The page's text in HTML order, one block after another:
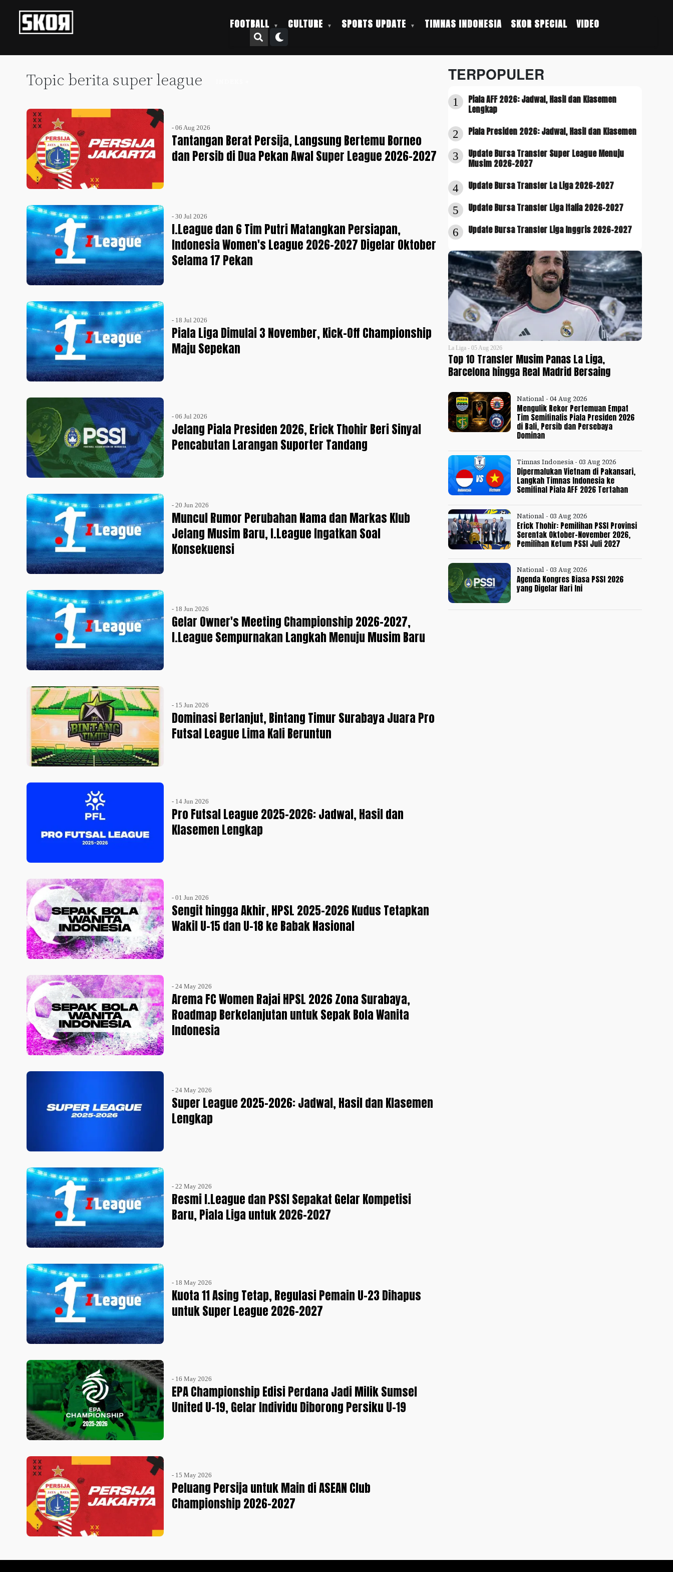
FOOTBALL CULTURE SPORTS UPDATE TIMNAS INDONESIA SKOR SPECIAL VIDEO
Topic berita super league
- 06 Aug 2026
Tantangan Berat Persija, Langsung Bertemu Borneo
dan Persib di Dua Pekan Awal Super League 2026-2027
- 30 Jul 2026
I.League dan 6 Tim Putri Matangkan Persiapan,
Indonesia Women's League 2026-2027 Digelar Oktober
Selama 17 Pekan
- 18 Jul 2026
Piala Liga Dimulai 3 November, Kick-Off Championship
Maju Sepekan
- 06 Jul 2026
Jelang Piala Presiden 2026, Erick Thohir Beri Sinyal
Pencabutan Larangan Suporter Tandang
- 20 Jun 2026
Muncul Rumor Perubahan Nama dan Markas Klub
Jelang Musim Baru, I.League Ingatkan Soal
Konsekuensi
- 18 Jun 2026
Gelar Owner's Meeting Championship 2026-2027,
I.League Sempurnakan Langkah Menuju Musim Baru
- 15 Jun 2026
Dominasi Berlanjut, Bintang Timur Surabaya Juara Pro
Futsal League Lima Kali Beruntun
- 14 Jun 2026
Pro Futsal League 2025-2026: Jadwal, Hasil dan
Klasemen Lengkap
- 01 Jun 2026
Sengit hingga Akhir, HPSL 2025-2026 Kudus Tetapkan
Wakil U-15 dan U-18 ke Babak Nasional
- 24 May 2026
Arema FC Women Rajai HPSL 2026 Zona Surabaya,
Roadmap Berkelanjutan untuk Sepak Bola Wanita
Indonesia
- 24 May 2026
Super League 2025-2026: Jadwal, Hasil dan Klasemen
Lengkap
- 22 May 2026
Resmi I.League dan PSSI Sepakat Gelar Kompetisi
Baru, Piala Liga untuk 2026-2027
- 18 May 2026
Kuota 11 Asing Tetap, Regulasi Pemain U-23 Dihapus
untuk Super League 2026-2027
- 16 May 2026
EPA Championship Edisi Perdana Jadi Milik Sumsel
United U-19, Gelar Individu Diborong Persiku U-19
- 15 May 2026
Peluang Persija untuk Main di ASEAN Club
Championship 2026-2027
TERPOPULER
1
Piala AFF 2026: Jadwal, Hasil dan Klasemen
Lengkap
2 Piala Presiden 2026: Jadwal, Hasil dan Klasemen
3
Update Bursa Transfer Super League Menuju
Musim 2026-2027
4 Update Bursa Transfer La Liga 2026-2027
5 Update Bursa Transfer Liga Italia 2026-2027
6 Update Bursa Transfer Liga Inggris 2026-2027
La Liga - 05 Aug 2026
Top 10 Transfer Musim Panas La Liga,
Barcelona hingga Real Madrid Bersaing
National - 04 Aug 2026
Mengulik Rekor Pertemuan Empat
Tim Semifinalis Piala Presiden 2026
di Bali, Persib dan Persebaya
Dominan
Timnas Indonesia - 03 Aug 2026
Dipermalukan Vietnam di Pakansari,
Langkah Timnas Indonesia ke
Semifinal Piala AFF 2026 Tertahan
National - 03 Aug 2026
Erick Thohir: Pemilihan PSSI Provinsi
Serentak Oktober-November 2026,
Pemilihan Ketum PSSI Juli 2027
National - 03 Aug 2026
Agenda Kongres Biasa PSSI 2026
yang Digelar Hari Ini
Football +
Sports
+
Timnas
Indonesia
SKOR
Video
Pedoman
Media
Disclaimer
Tentang
Kami